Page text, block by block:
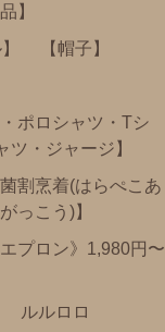
】
【帽子】
ポロシャツ・Tシ
ツ・ジャージ】
割烹着(はらぺこあ
っこう)】
プロン》1,980円〜
ルルロロ